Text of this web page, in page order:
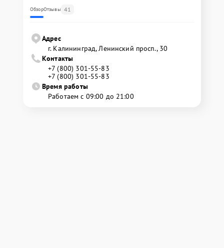
ОбзорОтзывы 41
Адрес
г. Калининград, Ленинский просп., 30
Контакты
+7 (800) 301-55-83
+7 (800) 301-55-83
Время работы
Работаем с 09:00 до 21:00